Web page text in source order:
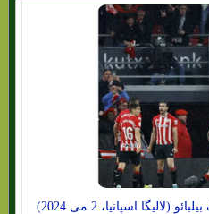
اسپانیا، 2 می 2024)